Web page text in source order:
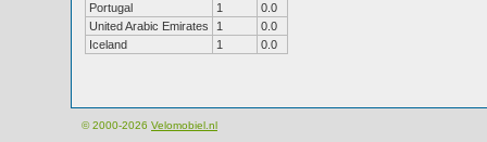
Portugal
1
0.0
United Arabic Emirates
1
0.0
Iceland
1 0.0
© 2000-2026 Velomobiel.nl